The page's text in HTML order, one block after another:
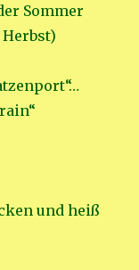
Sommer
und heiß